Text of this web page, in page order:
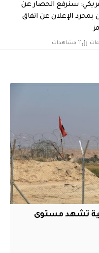
سنرفع الحصار عن
بمجرد الإعلان عن اتفاق
11 مشاهدات
تشهد مستوى